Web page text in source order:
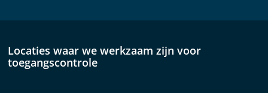
Locaties waar we werkzaam zijn voor
toegangscontrole